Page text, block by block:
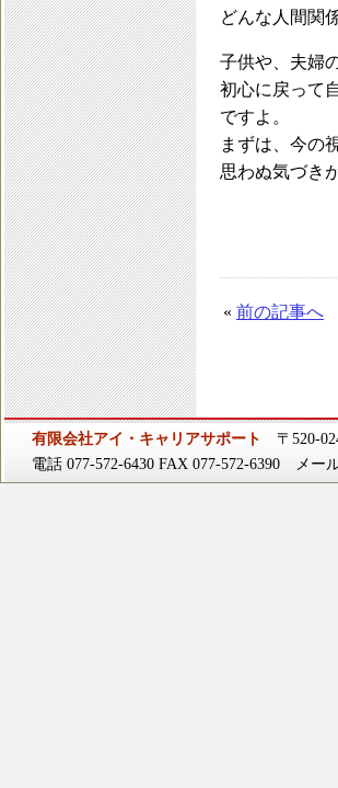
どんな人間関
子供や、夫婦
初心に戻って
ですよ。
まずは、今の
思わぬ気づき
« 前の記事へ
有限会社アイ・キャリアサポート
〒520-
電話 077-572-6430 FAX 077-572-6390 メー